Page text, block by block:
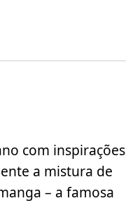
com inspirações
a mistura de
– a famosa